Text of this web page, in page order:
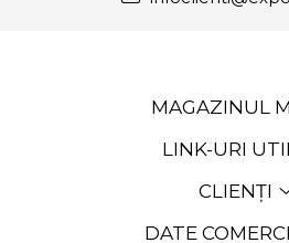
MAGAZINUL
LINK-URI
CLIENȚI
DATE